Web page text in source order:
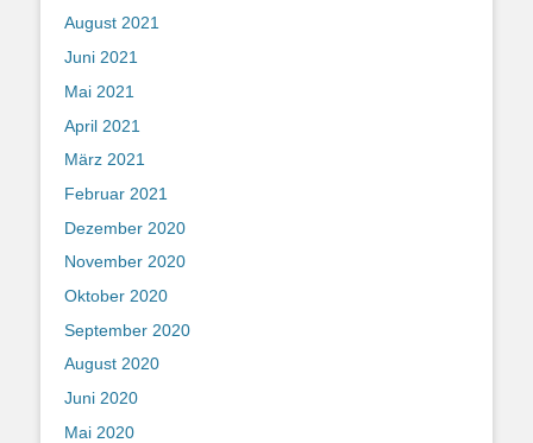
August 2021
Juni 2021
Mai 2021
April 2021
März 2021
Februar 2021
Dezember 2020
November 2020
Oktober 2020
September 2020
August 2020
Juni 2020
Mai 2020